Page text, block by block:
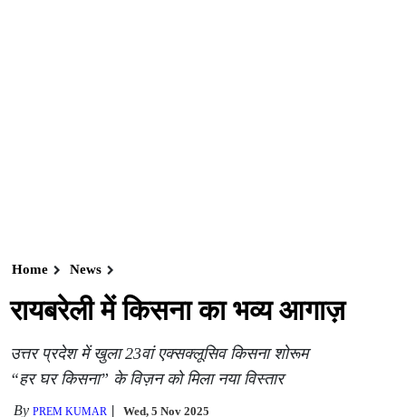
Home News
रायबरेली में किसना का भव्य आगाज़
उत्तर प्रदेश में खुला 23वां एक्सक्लूसिव किसना शोरूम
“हर घर किसना” के विज़न को मिला नया विस्तार
ByPREM KUMAR Wed, 5 Nov 2025